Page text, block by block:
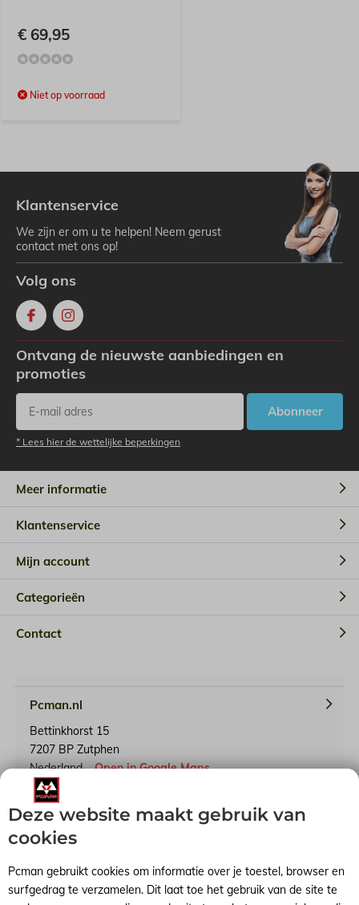
€ 69,95
Niet op voorraad
Klantenservice
We zijn er om u te helpen! Neem gerust
contact met ons op!
Volg ons
Ontvang de nieuwste aanbiedingen en
promoties
Abonneer
* Lees hier de wettelijke beperkingen
Meer informatie
Klantenservice
Mijn account
Categorieën
Contact
Pcman.nl
Bettinkhorst 15
7207 BP Zutphen
Nederland
Open in Google Maps
KvK-nummer: 65241614
BTW-identificatienummer: NL001791739B90
Deze website maakt gebruik van
cookies
Pcman gebruikt cookies om informatie over je toestel, browser en
surfgedrag te verzamelen. Dit laat toe het gebruik van de site te